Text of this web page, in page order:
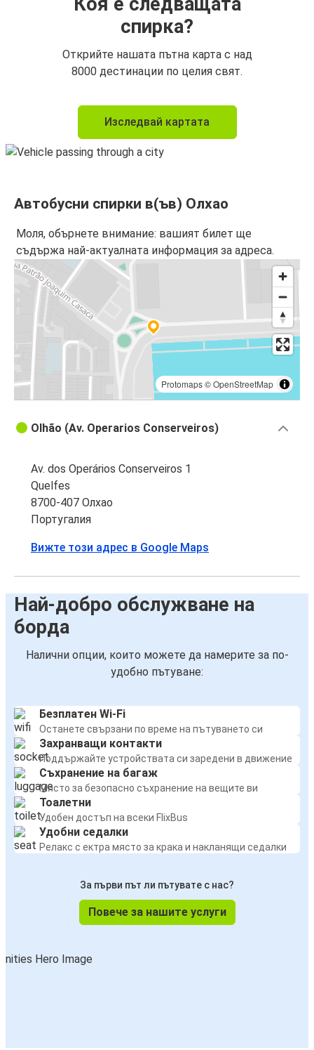
спирка?
Открийте нашата пътна карта с над
8000 дестинации по целия свят.
Изследвай картата
Автобусни спирки в(ъв) Олхао
Моля, обърнете внимание: вашият билет ще
съдържа най-актуалната информация за адреса.
Protomaps©OpenStreetMap
Olhão (Av. Operarios Conserveiros)
Av. dos Operários Conserveiros 1
Quelfes
8700-407 Олхао
Португалия
Вижте този адрес в Google Maps
Най-добро обслужване на
борда
Налични опции, които можете да намерите за по-
удобно пътуване:
Безплатен Wi-Fi
Останете свързани по време на пътуването си
Захранващи контакти
Поддържайте устройствата си заредени в движение
Съхранение на багаж
Място за безопасно съхранение на вещите ви
Тоалетни
Удобен достъп на всеки FlixBus
Удобни седалки
Релакс с ектра място за крака и накланящи седалки
За първи път ли пътувате с нас?
Повече за нашите услуги